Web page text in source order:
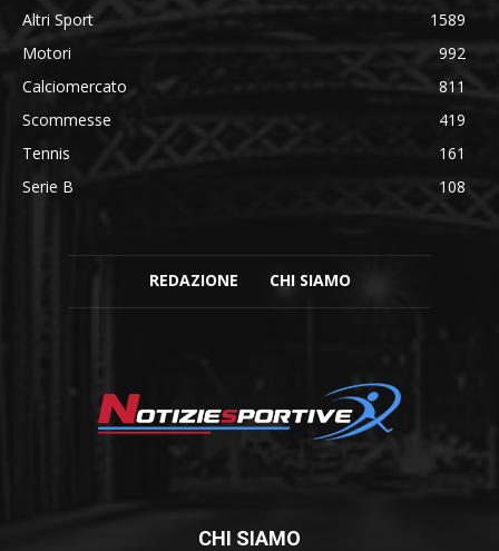
Altri Sport
1589
Motori
992
Calciomercato
811
Scommesse
419
Tennis
161
Serie B
108
REDAZIONE CHI SIAMO
CHI SIAMO